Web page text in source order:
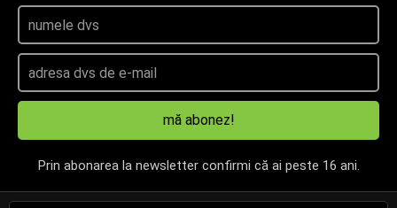
mă abonez!
Prin abonarea la newsletter confirmi că ai peste 16 ani.